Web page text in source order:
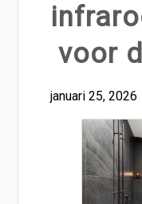
voor
januari 25, 2026